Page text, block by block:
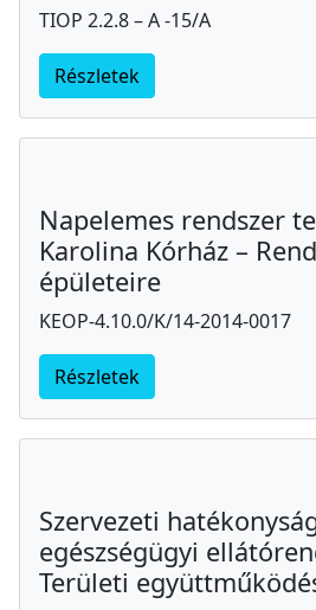
TIOP 2.2.8 – A -15/A
Részletek
Napelemes rendszer
Karolina Kórház –
épületeire
KEOP-4.10.0/K/14-2014-0017
Részletek
Szervezeti
egészségügyi
Területi